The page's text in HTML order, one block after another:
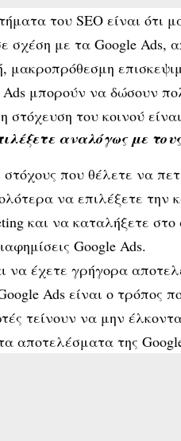
του SEO είναι ότι
σχέση με τα Google Ads,
μακροπρόθεσμη
Ads μπορούν να δώσουν
του κοινού
αναλόγως με
στόχους που θέλετε να
να επιλέξετε την
και να καταλήξετε
Google Ads.
να έχετε γρήγορα
Ads είναι ο τρόπος
τείνουν να μην
αποτελέσματα της